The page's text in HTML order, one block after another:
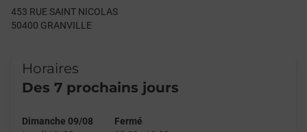
453 RUE SAINT NICOLAS
50400 GRANVILLE
Horaires
Des 7 prochains jours
Dimanche 09/08
Fermé